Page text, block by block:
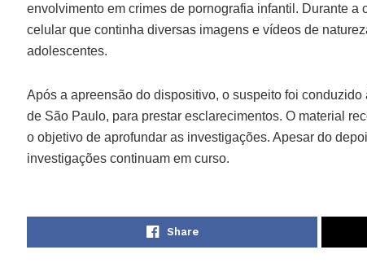
envolvimento em crimes de pornografia infantil. Durante
celular que continha diversas imagens e vídeos de
adolescentes.
Após a apreensão do dispositivo, o suspeito foi
de São Paulo, para prestar esclarecimentos. O material
o objetivo de aprofundar as investigações. Apesar do
investigações continuam em curso.
Share